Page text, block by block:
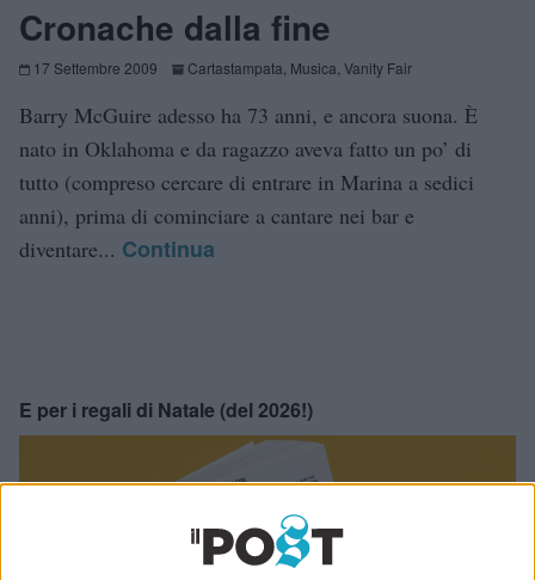
Cronache dalla fine
17 Settembre 2009 Cartastampata Musica Vanity Fair
Barry McGuire adesso ha 73 anni, e ancora suona. È
nato in Oklahoma e da ragazzo aveva fatto un po’ di
tutto (compreso cercare di entrare in Marina a sedici
anni), prima di cominciare a cantare nei bar e
diventare... Continua
E per i regali di Natale (del 2026!)